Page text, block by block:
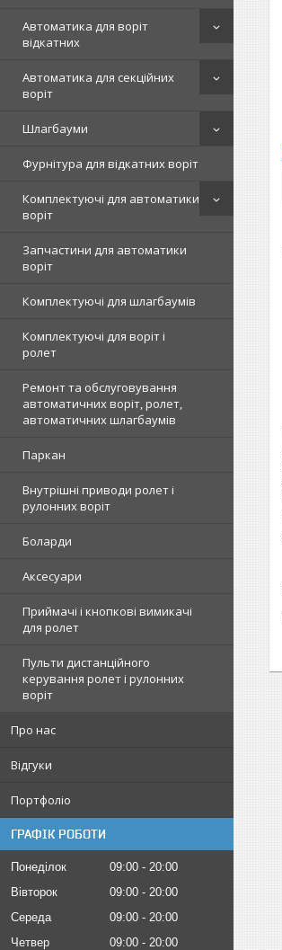
Автоматика для воріт
відкатних
Автоматика для секційних
воріт
Шлагбауми
Фурнітура для відкатних воріт
Комплектуючі для автоматики
воріт
Запчастини для автоматики
воріт
Комплектуючі для шлагбаумів
Комплектуючі для воріт і
ролет
Ремонт та обслуговування
автоматичних воріт, ролет,
автоматичних шлагбаумів
Паркан
Внутрішні приводи ролет і
рулонних воріт
Боларди
Аксесуари
Приймачі і кнопкові вимикачі
для ролет
Пульти дистанційного
керування ролет і рулонних
воріт
Про нас
Відгуки
Портфоліо
ГРАФІК РОБОТИ
Понеділок 09:00
20:00
Вівторок
09:00
20:00
Середа
09:00
20:00
Четвер
09:00
20:00